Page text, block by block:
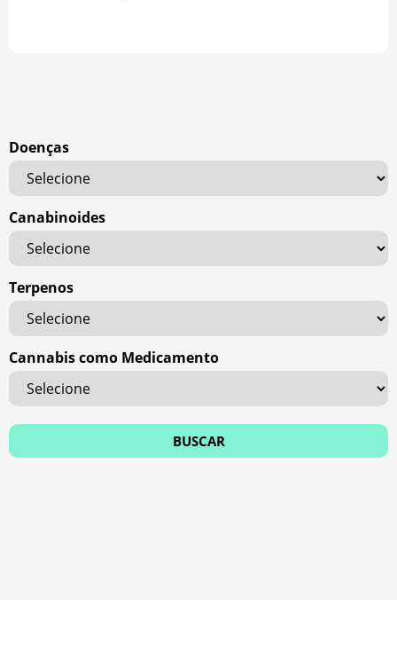
Doenças
Canabinoides
Terpenos
Cannabis como Medicamento